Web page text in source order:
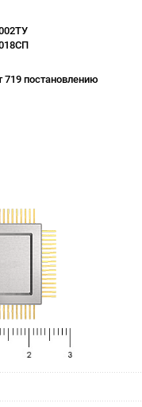
719 постановлению